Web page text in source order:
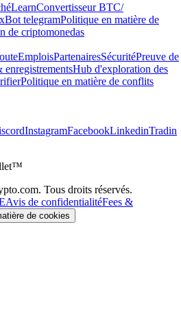
LearnConvertisseur BTC/
Bot telegramPolitique en matière de
de criptomonedas
EmploisPartenairesSécuritéPreuve de
enregistrementsHub d'exploration des
Politique en matière de conflits
InstagramFacebookLinkedinTradin
Tous droits réservés.
Avis de confidentialitéFees &
de cookies